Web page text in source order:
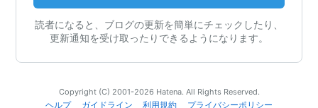
読者になると、ブログの更新を簡単にチェックしたり、
更新通知を受け取ったりできるようになります。
Copyright (C) 2001-2026 Hatena. All Rights Reserved.
ヘルプ
ガイドライン 利用規約
プライバシーポリシー